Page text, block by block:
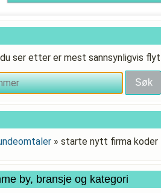
ser etter er mest sannsynligvis
» starte nytt firma koder
by, bransje og kategori